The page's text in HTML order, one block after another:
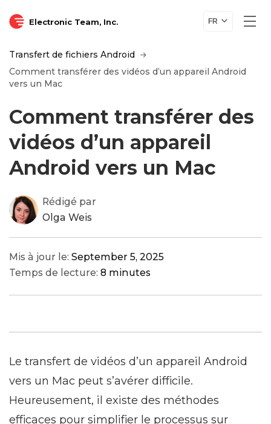
Electronic Team, Inc. FR
Transfert de fichiers Android
Comment transférer des vidéos d’un appareil Android
vers un Mac
Comment transférer des
vidéos d’un appareil
Android vers un Mac
Rédigé par
Olga Weis
Mis à jour le: September 5, 2025
Temps de lecture: 8 minutes
Le transfert de vidéos d’un appareil Android
vers un Mac peut s’avérer difficile.
Heureusement, il existe des méthodes
efficaces pour simplifier le processus sur